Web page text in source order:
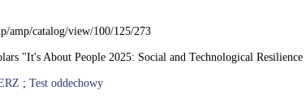
amp/catalog/view/100/125/273
"It's About People 2025: Social and Technological
; Test oddechowy